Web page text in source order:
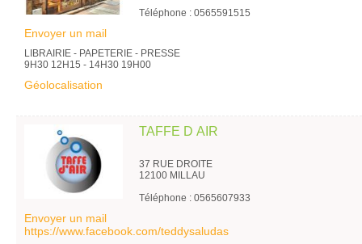
Téléphone : 0565591515
Envoyer un mail
LIBRAIRIE - PAPETERIE - PRESSE
9H30 12H15 - 14H30 19H00
Géolocalisation
TAFFE D AIR
37 RUE DROITE
12100 MILLAU
Téléphone : 0565607933
Envoyer un mail
https://www.facebook.com/teddysaludas